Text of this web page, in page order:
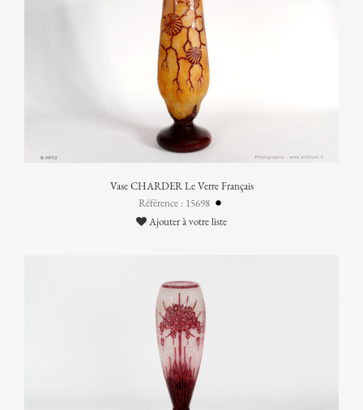
Vase CHARDER Le Verre Français
Référence : 15698
Ajouter à votre liste